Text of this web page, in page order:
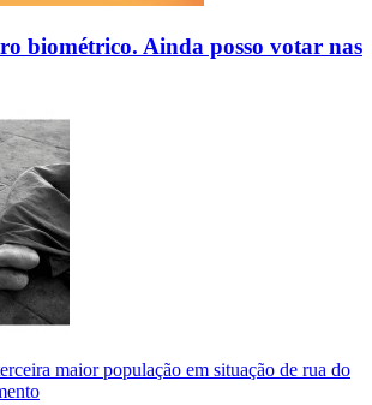
biométrico. Ainda posso votar nas
maior população em situação de rua do